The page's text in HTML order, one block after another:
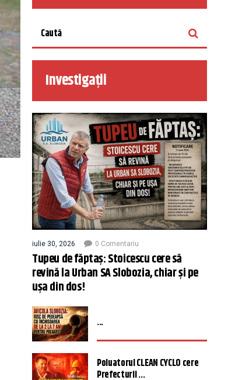
Investigații
iulie 30, 2026 0 Comentariu
Tupeu de făptaș: Stoicescu cere să
revină la Urban SA Slobozia, chiar și pe
ușa din dos!
...
Poluatorul CLEAN CYCLO cere
Prefecturii ...